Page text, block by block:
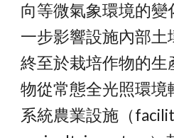
向等微氣象環境的變
一步影響設施內部土
終至於栽培作物的生
物從常態全光照環境
系統農業設施（